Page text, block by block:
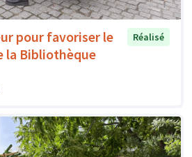
pour favoriser le
la Bibliothèque
Réalisé